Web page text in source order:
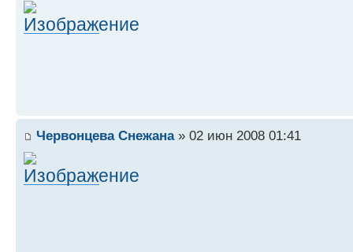
Червонцева Снежана» 02 июн 2008 01:41